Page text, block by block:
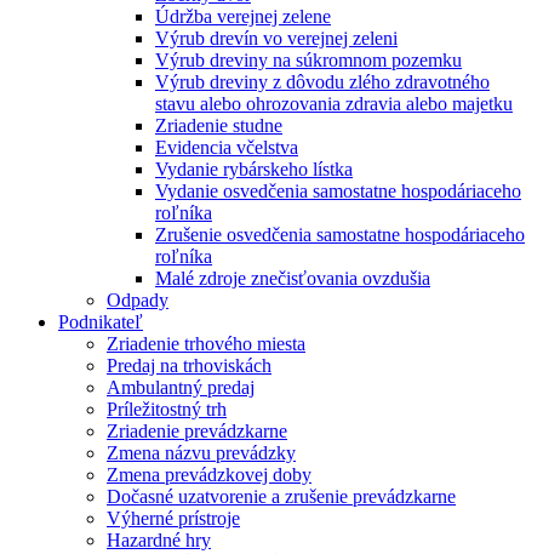
Údržba verejnej zelene
Výrub drevín vo verejnej zeleni
Výrub dreviny na súkromnom pozemku
Výrub dreviny z dôvodu zlého zdravotného
stavu alebo ohrozovania zdravia alebo majetku
Zriadenie studne
Evidencia včelstva
Vydanie rybárskeho lístka
Vydanie osvedčenia samostatne hospodáriaceho
roľníka
Zrušenie osvedčenia samostatne hospodáriaceho
roľníka
Malé zdroje znečisťovania ovzdušia
Odpady
Podnikateľ
Zriadenie trhového miesta
Predaj na trhoviskách
Ambulantný predaj
Príležitostný trh
Zriadenie prevádzkarne
Zmena názvu prevádzky
Zmena prevádzkovej doby
Dočasné uzatvorenie a zrušenie prevádzkarne
Výherné prístroje
Hazardné hry